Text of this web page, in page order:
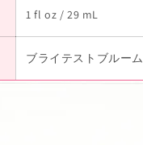
1 fl oz / 29 mL
ブライテストブルーム